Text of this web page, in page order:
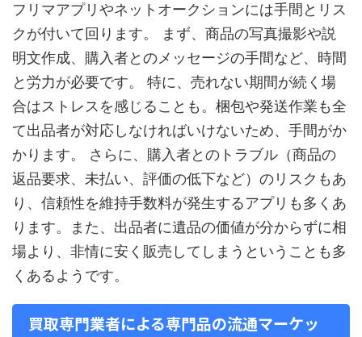
フリマアプリやネットオークションには手間とリス
クが付いて回ります。 まず、商品の写真撮影や説
明文作成、購入者とのメッセージの手間など、時間
と労力が必要です。 特に、売れない期間が続く場
合はストレスを感じることも。梱包や発送作業も全
て出品者が対応しなければいけないため、手間がか
かります。 さらに、購入者とのトラブル（商品の
返品要求、未払い、評価の低下など）のリスクもあ
り、信頼性を維持手数料が発生するアプリも多くあ
ります。また、出品者に遺品の価値が分からずに相
場より、非情に安く販売してしまうということも多
くあるようです。
買取専門業者による専門品の流通マーケッ